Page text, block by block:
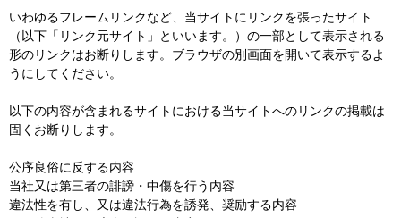
いわゆるフレームリンクなど、当サイトにリンクを張ったサイト
（以下「リンク元サイト」といいます。）の一部として表示される
形のリンクはお断りします。ブラウザの別画面を開いて表示するよ
うにしてください。
以下の内容が含まれるサイトにおける当サイトへのリンクの掲載は
固くお断りします。
公序良俗に反する内容
当社又は第三者の誹謗・中傷を行う内容
違法性を有し、又は違法行為を誘発、奨励する内容